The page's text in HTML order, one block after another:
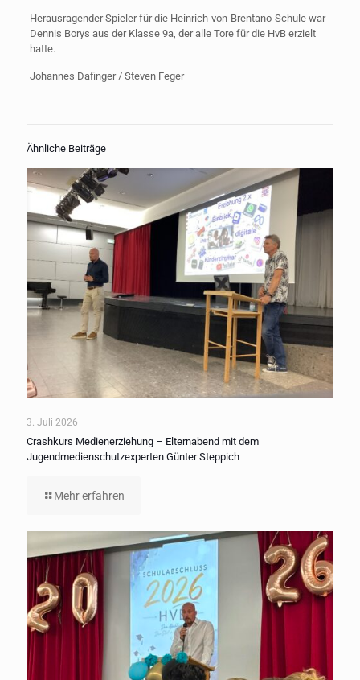
Herausragender Spieler für die Heinrich-von-Brentano-Schule war
Dennis Borys aus der Klasse 9a, der alle Tore für die HvB erzielt
hatte.
Johannes Dafinger / Steven Feger
Ähnliche Beiträge
3. Juli 2026
Crashkurs Medienerziehung – Elternabend mit dem
Jugendmedienschutzexperten Günter Steppich
Mehr erfahren